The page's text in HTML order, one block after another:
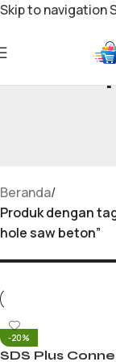
Skip to navigation
Beranda/
Produk dengan
hole saw beton”
-20%
SDS Plus